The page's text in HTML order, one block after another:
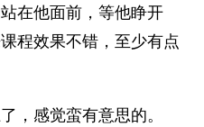
在他面前，等他睁开
程效果不错，至少有点
，感觉蛮有意思的。